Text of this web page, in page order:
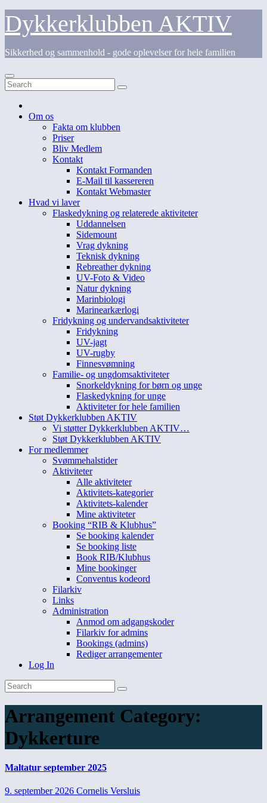
Skip
content
Dykkerklubben AKTIV
Sikkerhed og sammenhold - gode oplevelser for hele familien
Om os
Fakta om klubben
Priser
Bliv Medlem
Kontakt
Kontakt Formanden
E-Mail til kassereren
Kontakt Webmaster
Hvad vi laver
Flaskedykning og relaterede aktiviteter
Uddannelsen
Sidemount
Vrag dykning
Teknisk dykning
Rebreather dykning
UV-Foto & Video
Natur dykning
Marinbiologi
Marinearkærlogi
Fridykning og undervandsaktiviteter
Fridykning
UV-jagt
UV-rugby
Finnesvømning
Familie- og ungdomsaktiviteter
Snorkeldykning for børn og unge
Flaskedykning for unge
Aktiviteter for hele familien
Støt Dykkerklubben AKTIV
Vi støtter Dykkerklubben AKTIV…
Støt Dykkerklubben AKTIV
For medlemmer
Svømmehalstider
Aktiviteter
Alle aktiviteter
Aktivitets-kategorier
Aktivitets-kalender
Mine aktiviteter
Booking “RIB & Klubhus”
Se booking kalender
Se booking liste
Book RIB/Klubhus
Mine bookinger
Conventus kodeord
Filarkiv
Links
Administration
Anmod om adgangskoder
Filarkiv for admins
Bookings (admins)
Rediger arrangementer
Log In
Arrangement Category:
Dykkerture
Maltatur september 2025
9. september 2026 Cornelis Versluis